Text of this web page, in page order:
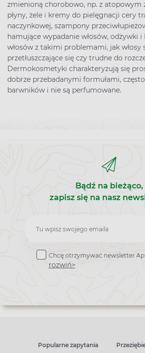
zmienioną chorobowo, np. z atopowym
płyny, żele i kremy do pielęgnacji cery
naczynkowej, szampony
hamujące wypadanie włosów, odżywki i
włosów z takimi problemami, jak włosy
przetłuszczające się czy trudne do
Dermokosmetyki charakteryzują się
dobrze przebadanymi formułami,
barwników i nie są perfumowane.
Bądź na bieżąco,
zapisz się na nasz
Zapisz
do
newslettera
Chcę otrzymywać newsletter
rozwiń>
Popularne zapytania